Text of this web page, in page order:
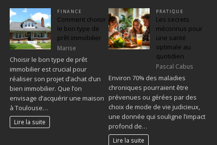
FINANCE
Comment choisir
le bon type de
prêt immobilier
Marise
Choisir le bon type de prêt
immobilier est crucial pour
réaliser son projet d’achat d’un
bien immobilier. Que l’on
envisage d’acquérir une maison
à Toulouse…
Lire la suite
PRATIQUE
Les secrets
méconnus pour
une santé
optimale au
quotidien
Pascal Cabus
Environ 70% des maladies
chroniques pourraient être
prévenues ou gérées par des
choix de mode de vie judicieux,
une donnée qui souligne l’impact
profond de…
Lire la suite